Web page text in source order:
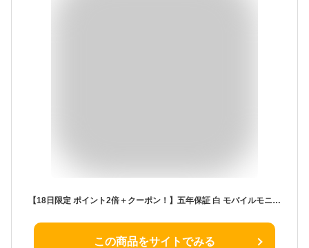
【18日限定 ポイント2倍＋クーポン！】五年保証 白 モバイルモニター 15.6 インチ FHD 1920×1080 1080P Fast IPS パネル PU保護カバー付き 非光沢 1200:1 高コントラスト 超軽量 640g スピーカー内蔵 Type-C/HDMI 接続 PS5/Switch/PC/スマホ対応 MFP156T1F
この商品をサイトでみる